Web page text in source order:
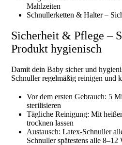
Mahlzeiten
Schnullerketten & Halter –
Sicherheit & Pflege –
Produkt hygienisch
Damit dein Baby sicher und
Schnuller regelmäßig reinigen und
Vor dem ersten Gebrauch: 5
sterilisieren
Tägliche Reinigung: Mit
trocknen lassen
Austausch: Latex-Schnuller
Schnuller spätestens alle 8–12